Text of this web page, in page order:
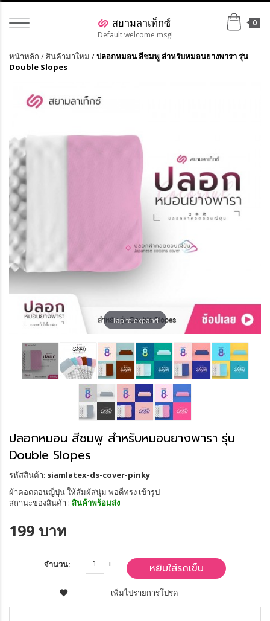
Default welcome msg!
0
หน้าหลัก / สินค้ามาใหม่ /ปลอกหมอน สีชมพู สำหรับหมอนยางพารา รุ่น
Double Slopes
Tap to expand
ปลอกหมอน สีชมพู สำหรับหมอนยางพารา รุ่น
Double Slopes
รหัสสินค้า: siamlatex-ds-cover-pinky
ผ้าคอตตอนญี่ปุ่น ให้สัมผัสนุ่ม พอดีทรง เข้ารูป
สถานะของสินค้า : สินค้าพร้อมส่ง
199 บาท
จำนวน: หยิบใส่รถเข็น
เพิ่มไปรายการโปรด